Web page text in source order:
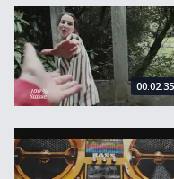
Seul Ensemble de
00:02:35
On l&#039;fait de Fav-O